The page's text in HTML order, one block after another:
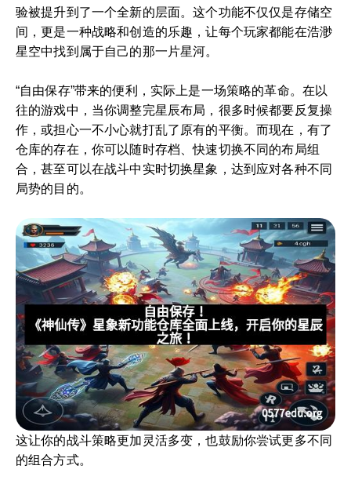
验被提升到了一个全新的层面。这个功能不仅仅是存储空
间，更是一种战略和创造的乐趣，让每个玩家都能在浩渺
星空中找到属于自己的那一片星河。
“自由保存”带来的便利，实际上是一场策略的革命。在以
往的游戏中，当你调整完星辰布局，很多时候都要反复操
作，或担心一不小心就打乱了原有的平衡。而现在，有了
仓库的存在，你可以随时存档、快速切换不同的布局组
合，甚至可以在战斗中实时切换星象，达到应对各种不同
局势的目的。
这让你的战斗策略更加灵活多变，也鼓励你尝试更多不同
的组合方式。